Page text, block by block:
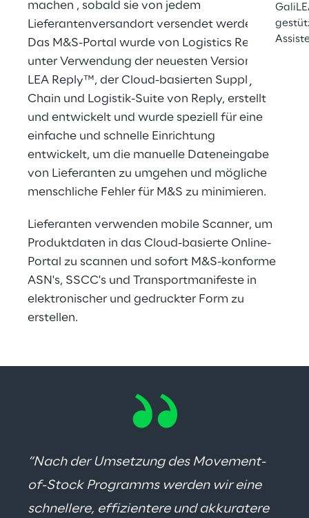
machen , sobald sie von jedem
Lieferantenversandort versendet werden.
Das M&S-Portal wurde von Logistics Reply
unter Verwendung der neuesten Version von
LEA Reply™, der Cloud-basierten Supply
Chain und Logistik-Suite von Reply, erstellt
und entwickelt und wurde speziell für eine
einfache und schnelle Einrichtung
entwickelt, um die manuelle Dateneingabe
von Lieferanten zu umgehen und mögliche
menschliche Fehler für M&S zu minimieren.
Lieferanten verwenden mobile Scanner, um
Produktdaten in das Cloud-basierte Online-
Portal zu scannen und sofort M&S-konforme
ASN's, SSCC's und Transportmanifeste in
elektronischer und gedruckter Form zu
erstellen.
“Nach der Umsetzung des Movement-
of-Stock Programms werden wir eine
schnellere, effizientere und akkuratere